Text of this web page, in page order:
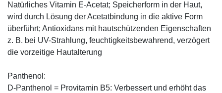
Natürliches Vitamin E-Acetat; Speicherform in der Haut,
wird durch Lösung der Acetatbindung in die aktive Form
überführt; Antioxidans mit hautschützenden Eigenschaften
z. B. bei UV-Strahlung, feuchtigkeitsbewahrend, verzögert
die vorzeitige Hautalterung
Panthenol:
D-Panthenol = Provitamin B5: Verbessert und erhöht das